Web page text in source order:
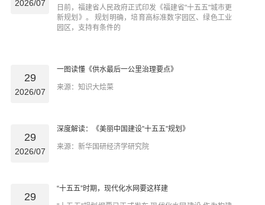
2026/07
日前，福建省人民政府正式印发《福建省"十五五"城市更
新规划》。 规划明确，培育高标准数字园区、绿色工业
园区，支持有条件的
29
2026/07
一图读懂《供水最后一公里治理要点》
来源：知识大烩菜
29
2026/07
深度解读：《美丽中国建设”十五五”规划》
来源：新华国研经济学研究院
29
“十五五”时期，现代化水网要这样建